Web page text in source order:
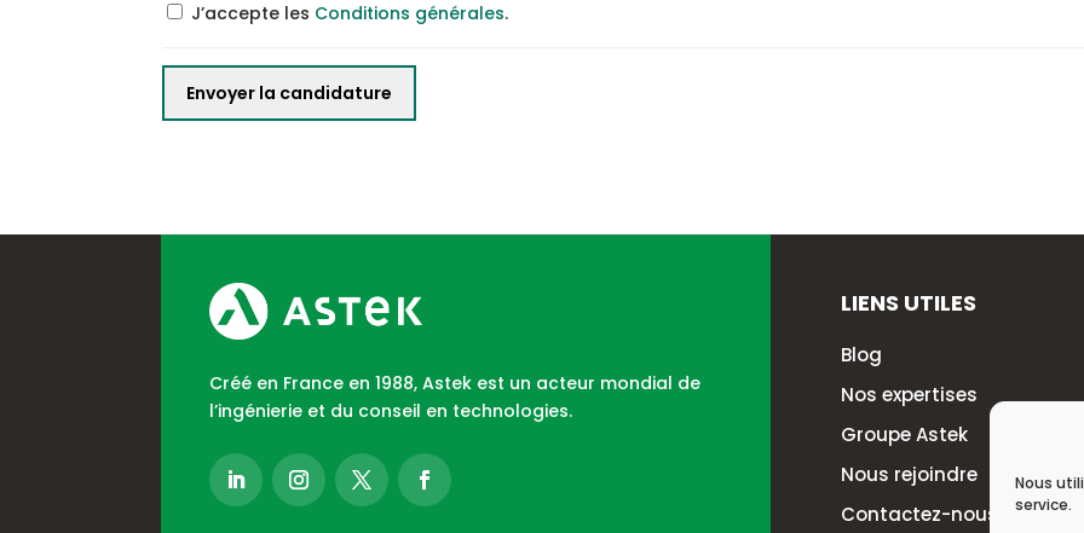
Nous
service.
J’accepte les Conditions générales.
Créé en France en 1988, Astek est un acteur mondial de
l’ingénierie et du conseil en technologies.
LIENS UTILES
Blog
Nos expertises
Groupe Astek
Nous rejoindre
Contactez-nous